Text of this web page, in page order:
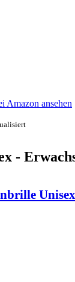
Amazon ansehen
-